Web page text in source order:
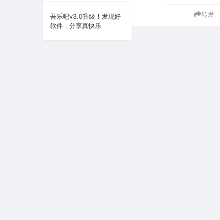
系统下载
吾乐吧v3.0升级！发现好
软件，分享真快乐
转发